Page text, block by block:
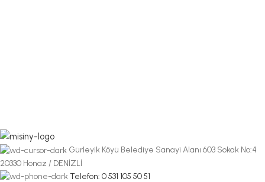
Gürleyik Köyü Belediye Sanayi Alanı 603 Sokak No:4
20330 Honaz / DENİZLİ
Telefon: 0 531 105 50 51